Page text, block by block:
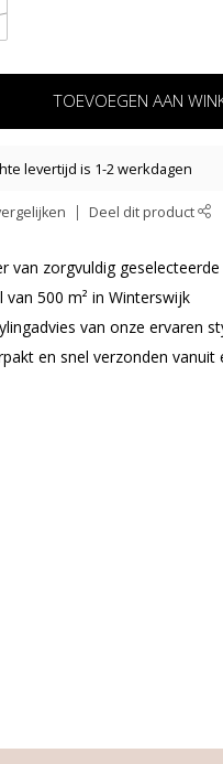
TOEVOEGEN AAN
levertijd is 1-2 werkdagen
Deel dit product
van zorgvuldig
van 500 m² in Winterswijk
van onze ervaren
en snel verzonden vanuit